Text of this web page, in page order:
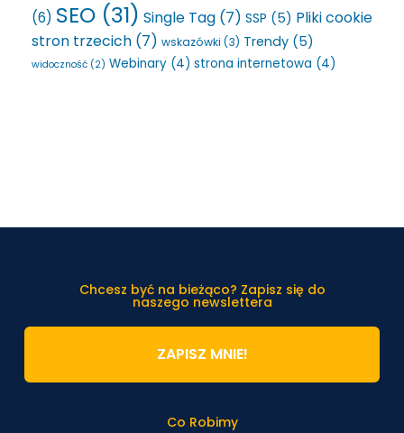
(6) SEO (31) Single Tag (7) SSP (5) Pliki cookie
stron trzecich (7) wskazówki (3) Trendy (5)
widoczność (2) Webinary (4) strona internetowa (4)
Co Robimy
Chcesz być na bieżąco? Zapisz się do
naszego newslettera
ZAPISZ MNIE!